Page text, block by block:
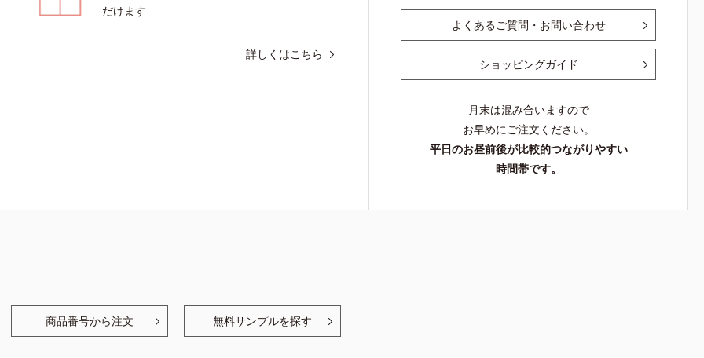
だけます
詳しくはこちら
よくあるご質問・お問い合わせ
ショッピングガイド
月末は混み合いますので
お早めにご注文ください。
平日のお昼前後が比較的つながりやすい
時間帯です。
商品番号から注文 無料サンプルを探す